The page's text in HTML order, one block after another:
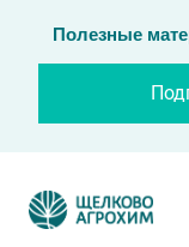
преобладали
листьев) и
Полезные